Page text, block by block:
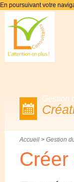
En poursuivant votre
Gestion
Accueil > Gestion